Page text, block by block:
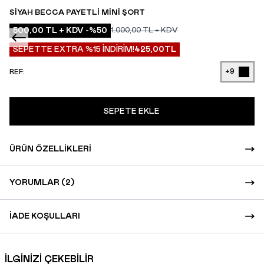
SIYAH BECCA PAYETLI MINI ŞORT
500,00 TL + KDV -%50 1.000,00TL + KDV
SEPETTE EXTRA %15 İNDİRİM!425,00TL
REF: +9
SEPETE EKLE
ÜRÜN ÖZELLIKLERI
YORUMLAR (2)
İADE KOŞULLARI
İLGİNİZİ ÇEKEBİLİR